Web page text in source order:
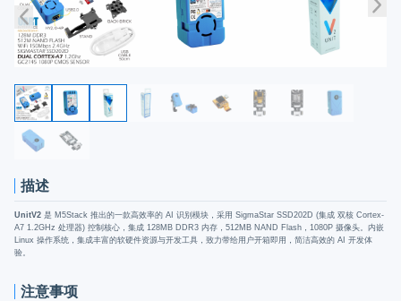
n
o
!
描述
UnitV2是 M5Stack 推出的一款高效率的 AI 识别模块，采用 SigmaStar SSD202D (集成 双核 Cortex-
A7 1.2GHz 处理器) 控制核心，集成 128MB DDR3 内存，512MB NAND Flash，1080P 摄像头。内嵌
Linux 操作系统，集成丰富的软硬件资源与开发工具，致力带给用户开箱即用，简洁高效的 AI 开发体
验。
注意事项